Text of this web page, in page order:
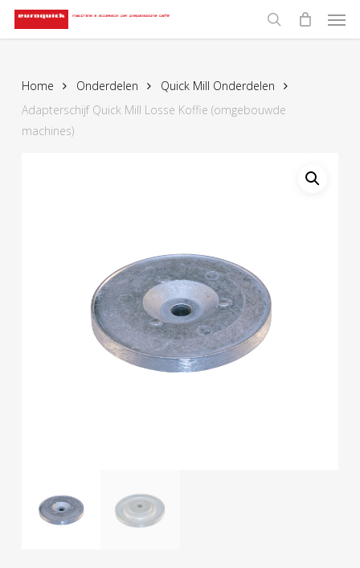
Skip
search
Home Onderdelen
Quick Mill Onderdelen
Adapterschijf Quick Mill Losse Koffie (omgebouwde
machines)